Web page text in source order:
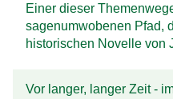
Einer dieser
sagenumwobenen Pfad,
historischen Novelle von
Vor langer, langer Zeit -